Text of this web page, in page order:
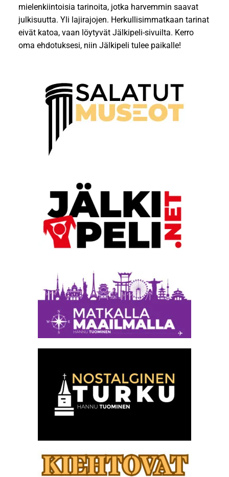
mielenkiintoisia tarinoita, jotka harvemmin saavat
julkisuutta. Yli lajirajojen. Herkullisimmatkaan tarinat
eivät katoa, vaan löytyvät Jälkipeli-sivuilta. Kerro
oma ehdotuksesi, niin Jälkipeli tulee paikalle!